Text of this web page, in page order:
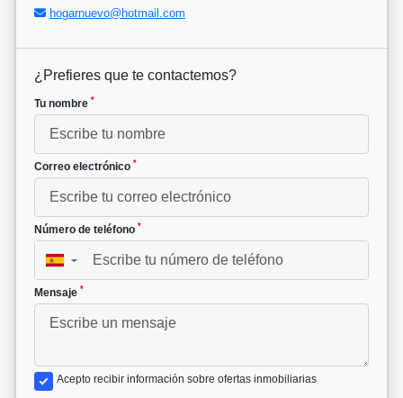
hogarnuevo@hotmail.com
¿Prefieres que te contactemos?
Tu nombre *
Correo electrónico *
Número de teléfono *
▼
Mensaje *
Acepto recibir información sobre ofertas inmobiliarias